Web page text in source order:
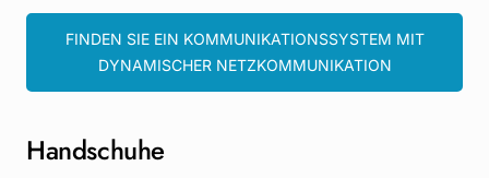
FINDEN SIE EIN KOMMUNIKATIONSSYSTEM MIT
DYNAMISCHER NETZKOMMUNIKATION
Handschuhe